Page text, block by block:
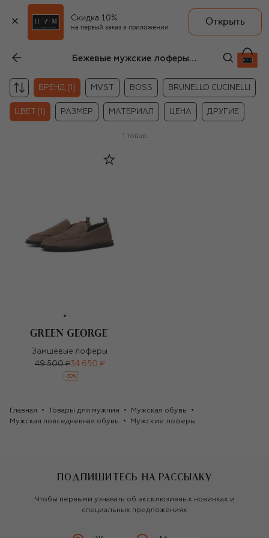
Скидка 10%
на первый заказ в приложении
Открыть
Бежевые мужские лоферы Green George
БРЕНД (1) MVST BOSS BRUNELLO CUCINELLI
ЦВЕТ (1) РАЗМЕР МАТЕРИАЛ ЦЕНА ДРУГИЕ
1 товар
Замшевые лоферы
49 500 ₽34 650 ₽
-30%
Главная Товары для мужчин
Мужская обувь
Мужская повседневная обувь
Мужские лоферы
ПОДПИШИТЕСЬ НА РАССЫЛКУ
Чтобы первыми узнавать об эксклюзивных новинках и
специальных предложениях